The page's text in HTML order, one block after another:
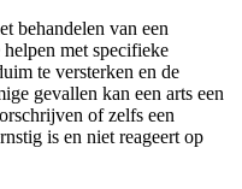
behandelen van een
met specifieke
te versterken en de
gevallen kan een arts een
of zelfs een
is en niet reageert op